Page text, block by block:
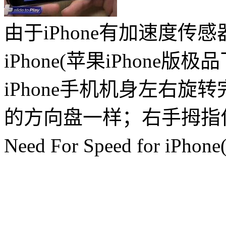
由于iPhone有加速度传感
iPhone(苹果iPhone版极
iPhone手机机身左右旋
的方向盘一样；右手拇
Need For Speed for